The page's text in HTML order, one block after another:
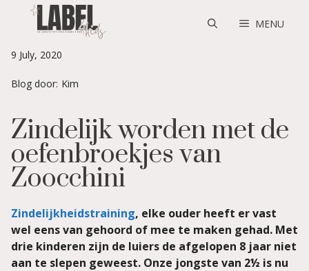
MENU
9 July, 2020
Blog door: Kim
Zindelijk worden met de
oefenbroekjes van
Zoocchini
Zindelijkheidstraining, elke ouder heeft er vast
wel eens van gehoord of mee te maken gehad. Met
drie kinderen zijn de luiers de afgelopen 8 jaar niet
aan te slepen geweest. Onze jongste van 2½ is nu